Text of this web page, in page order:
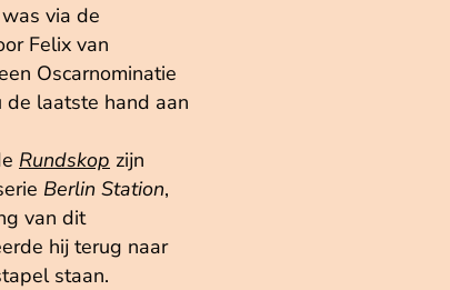
via de
Felix van
Oscarnominatie
de laatste hand aan
Rundskop zijn
Berlin Station,
van dit
hij terug naar
staan.